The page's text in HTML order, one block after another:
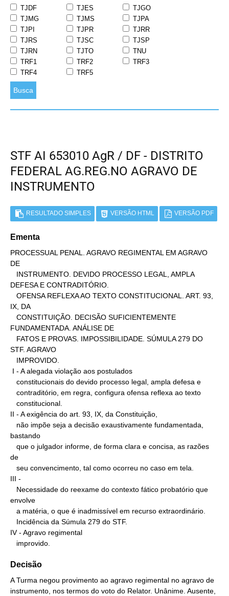
TJDF
TJES
TJGO
TJMG
TJMS
TJPA
TJPI
TJPR
TJRR
TJRS
TJSC
TJSP
TJRN
TJTO
TNU
TRF1
TRF2
TRF3
TRF4
TRF5
Busca
STF AI 653010 AgR / DF - DISTRITO
FEDERAL AG.REG.NO AGRAVO DE
INSTRUMENTO
RESULTADO SIMPLES VERSÃO HTML VERSÃO PDF
Ementa
PROCESSUAL PENAL. AGRAVO REGIMENTAL EM AGRAVO
DE
DEFESA E CONTRADITÓRIO.
IX, DA
FUNDAMENTADA. ANÁLISE DE
STF. AGRAVO
II - A exigência do art. 93, IX, da Constituição,
bastando
de
III -
envolve
IV - Agravo regimental
   improvido.
Decisão
A Turma negou provimento ao agravo regimental no agravo de
instrumento, nos termos do voto do Relator. Unânime. Ausente,